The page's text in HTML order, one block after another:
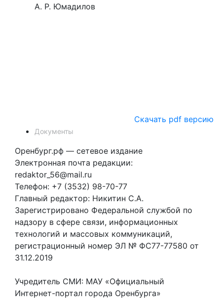
А. Р. Юмадилов
Скачать pdf версию
Документы
Оренбург.рф — сетевое издание
Электронная почта редакции:
redaktor_56@mail.ru
Телефон: +7 (3532) 98-70-77
Главный редактор: Никитин С.А.
Зарегистрировано Федеральной службой по
надзору в сфере связи, информационных
технологий и массовых коммуникаций,
регистрационный номер ЭЛ № ФС77-77580 от
31.12.2019
Учредитель СМИ: МАУ «Официальный
Интернет-портал города Оренбурга»